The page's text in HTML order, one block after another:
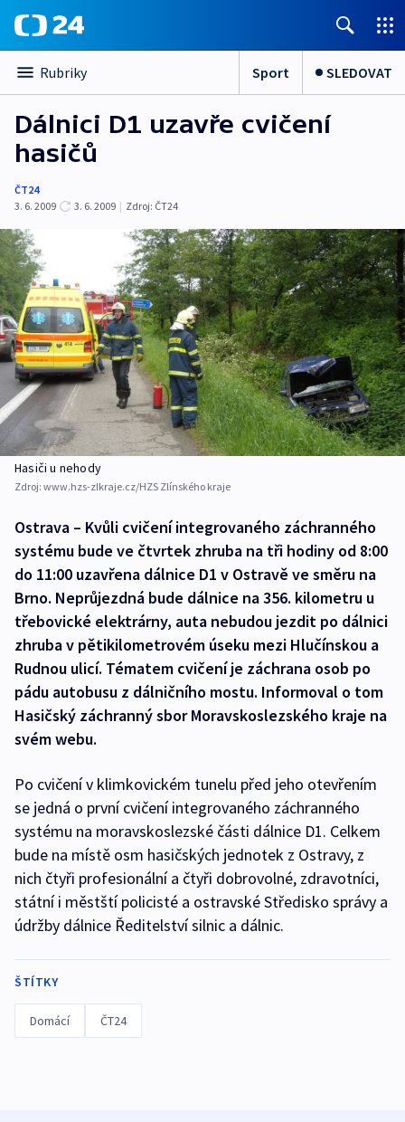
Rubriky Sport SLEDOVAT
Dálnici D1 uzavře cvičení
hasičů
ČT24
3. 6. 2009
3. 6. 2009 | Zdroj: ČT24
Hasiči u nehody
Zdroj: www.hzs-zlkraje.cz/HZS Zlínského kraje
Ostrava – Kvůli cvičení integrovaného záchranného
systému bude ve čtvrtek zhruba na tři hodiny od 8:00
do 11:00 uzavřena dálnice D1 v Ostravě ve směru na
Brno. Neprůjezdná bude dálnice na 356. kilometru u
třebovické elektrárny, auta nebudou jezdit po dálnici
zhruba v pětikilometrovém úseku mezi Hlučínskou a
Rudnou ulicí. Tématem cvičení je záchrana osob po
pádu autobusu z dálničního mostu. Informoval o tom
Hasičský záchranný sbor Moravskoslezského kraje na
svém webu.
Po cvičení v klimkovickém tunelu před jeho otevřením
se jedná o první cvičení integrovaného záchranného
systému na moravskoslezské části dálnice D1. Celkem
bude na místě osm hasičských jednotek z Ostravy, z
nich čtyři profesionální a čtyři dobrovolné, zdravotníci,
státní i městští policisté a ostravské Středisko správy a
údržby dálnice Ředitelství silnic a dálnic.
ŠTÍTKY
Domácí ČT24